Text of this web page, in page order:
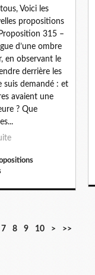
Voici les
propositions
315 –
d’une ombre
en observant le
derrière les
suis demandé : et
avaient une
? Que
7 8 9 10
2
3
4
5
6
7
8
9
1
2
3
4
5
> >>